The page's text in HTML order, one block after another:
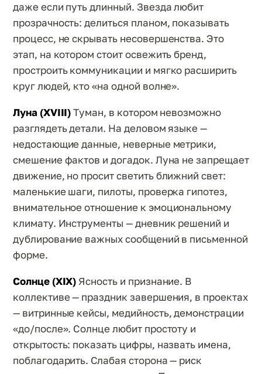
даже если путь длинный. Звезда любит
прозрачность: делиться планом, показывать
процесс, не скрывать несовершенства. Это
этап, на котором стоит освежить бренд,
простроить коммуникации и мягко расширить
круг людей, кто «на одной волне».
Луна (XVIII)Туман, в котором невозможно
разглядеть детали. На деловом языке —
недостающие данные, неверные метрики,
смешение фактов и догадок. Луна не запрещает
движение, но просит светить ближний свет:
маленькие шаги, пилоты, проверка гипотез,
внимательное отношение к эмоциональному
климату. Инструменты — дневник решений и
дублирование важных сообщений в письменной
форме.
Солнце (XIX) Ясность и признание. В
коллективе — праздник завершения, в проектах
— витринные кейсы, медийность, демонстрации
«до/после». Солнце любит простоту и
открытость: показать цифры, назвать имена,
поблагодарить. Слабая сторона — риск